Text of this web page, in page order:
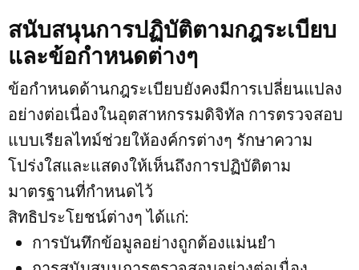
สนับสนุนการปฏิบัติตามกฎระเบียบ
และข้อกำหนดต่างๆ
ข้อกำหนดด้านกฎระเบียบยังคงมีการเปลี่ยนแปลง
อย่างต่อเนื่องในอุตสาหกรรมดิจิทัล การตรวจสอบ
แบบเรียลไทม์ช่วยให้องค์กรต่างๆ รักษาความ
โปร่งใสและแสดงให้เห็นถึงการปฏิบัติตาม
มาตรฐานที่กำหนดไว้
สิทธิประโยชน์ต่างๆ ได้แก่:
การบันทึกข้อมูลอย่างถูกต้องแม่นยำ